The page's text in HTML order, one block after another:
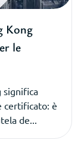
Kong
le
significa
certificato: è
de...